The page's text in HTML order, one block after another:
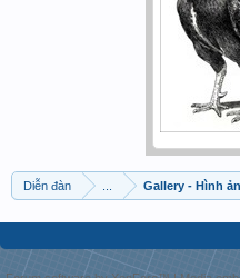
Diễn đàn ... Gallery - Hình